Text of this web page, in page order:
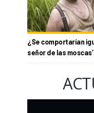
¿Se comportarían
señor de las